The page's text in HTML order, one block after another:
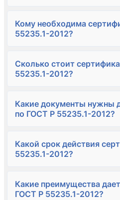
Кому необходима
55235.1-2012?
Сколько стоит
55235.1-2012?
Какие документы нужны
по ГОСТ Р 55235.1-2012?
Какой срок действия
55235.1-2012?
Какие преимущества
ГОСТ Р 55235.1-2012?